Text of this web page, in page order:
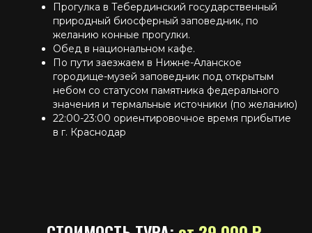
Прогулка в Тебердинский государственный
природный биосферный заповедник, по
желанию конные прогулки.
Обед в национальном кафе.
По пути заезжаем в Нижне-Аланское
городище-музей заповедник под открытым
небом со статусом памятника федерального
значения и термальные источники (по желанию)
22:00-23:00 ориентировочное время прибытие
в г. Краснодар